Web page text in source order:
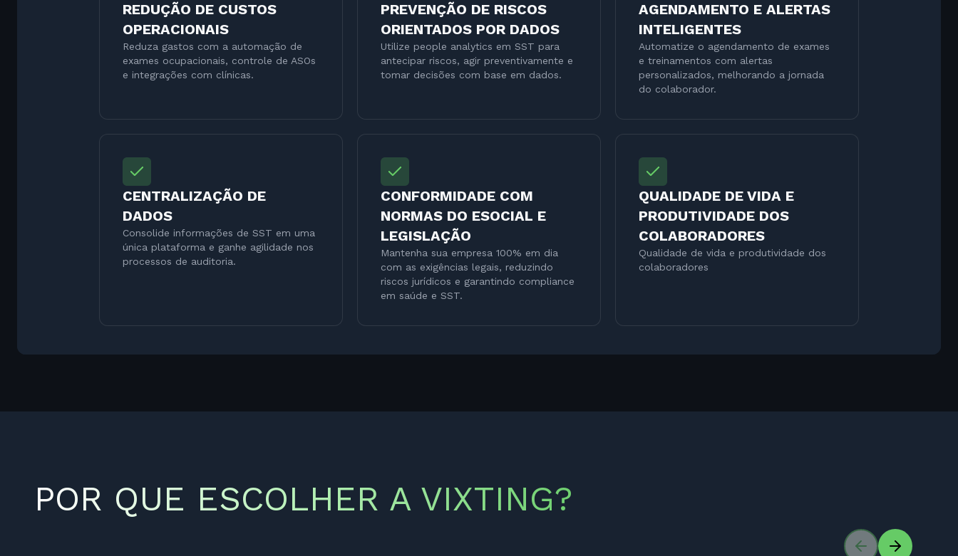
REDUÇÃO DE CUSTOS
OPERACIONAIS
Reduza gastos com a automação de
exames ocupacionais, controle de ASOs
e integrações com clínicas.
PREVENÇÃO DE RISCOS
ORIENTADOS POR DADOS
Utilize people analytics em SST para
antecipar riscos, agir preventivamente e
tomar decisões com base em dados.
AGENDAMENTO E ALERTAS
INTELIGENTES
Automatize o agendamento de exames
e treinamentos com alertas
personalizados, melhorando a jornada
do colaborador.
CENTRALIZAÇÃO DE
DADOS
Consolide informações de SST em uma
única plataforma e ganhe agilidade nos
processos de auditoria.
CONFORMIDADE COM
NORMAS DO ESOCIAL E
LEGISLAÇÃO
Mantenha sua empresa 100% em dia
com as exigências legais, reduzindo
riscos jurídicos e garantindo compliance
em saúde e SST.
QUALIDADE DE VIDA E
PRODUTIVIDADE DOS
COLABORADORES
Qualidade de vida e produtividade dos
colaboradores
POR QUE ESCOLHER A VIXTING?